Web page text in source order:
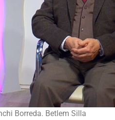
Borreda. Betlem Silla